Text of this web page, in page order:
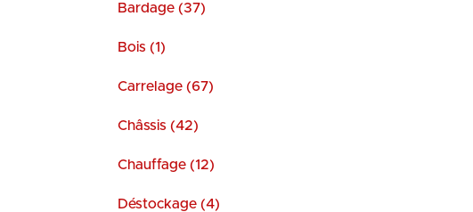
Bardage (37)
Bois (1)
Carrelage (67)
Châssis (42)
Chauffage (12)
Déstockage (4)